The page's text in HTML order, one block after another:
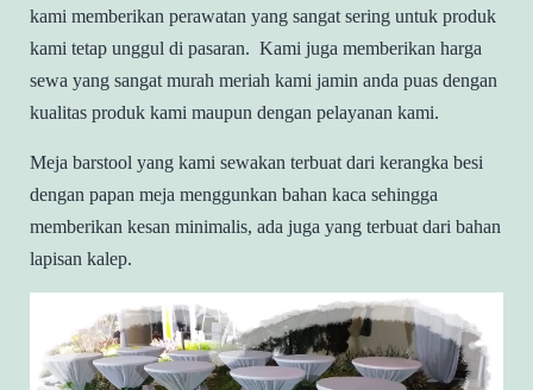
kami memberikan perawatan yang sangat sering untuk produk
kami tetap unggul di pasaran. Kami juga memberikan harga
sewa yang sangat murah meriah kami jamin anda puas dengan
kualitas produk kami maupun dengan pelayanan kami.
Meja barstool yang kami sewakan terbuat dari kerangka besi
dengan papan meja menggunkan bahan kaca sehingga
memberikan kesan minimalis, ada juga yang terbuat dari bahan
lapisan kalep.